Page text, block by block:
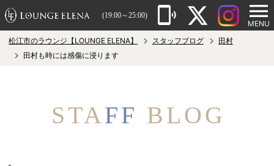
MENU
(19:00～25:00)
松江市のラウンジ【LOUNGE ELENA】 スタッフブログ
田村
田村も時には感傷に浸ります
STAFF BLOG